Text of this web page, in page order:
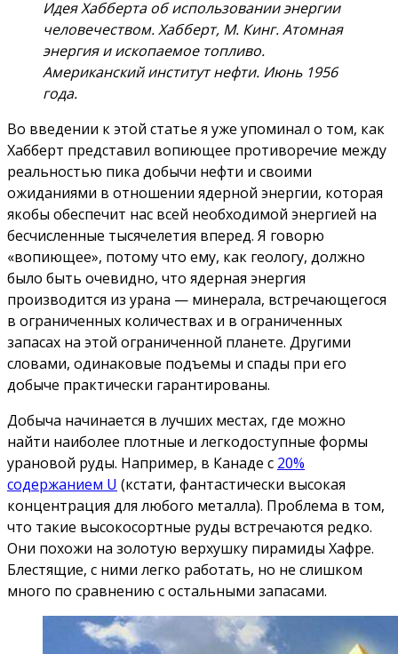
Идея Хабберта об использовании энергии
человечеством. Хабберт, М. Кинг. Атомная
энергия и ископаемое топливо.
Американский институт нефти. Июнь 1956
года.
Во введении к этой статье я уже упоминал о том, как
Хабберт представил вопиющее противоречие между
реальностью пика добычи нефти и своими
ожиданиями в отношении ядерной энергии, которая
якобы обеспечит нас всей необходимой энергией на
бесчисленные тысячелетия вперед. Я говорю
«вопиющее», потому что ему, как геологу, должно
было быть очевидно, что ядерная энергия
производится из урана — минерала, встречающегося
в ограниченных количествах и в ограниченных
запасах на этой ограниченной планете. Другими
словами, одинаковые подъемы и спады при его
добыче практически гарантированы.
Добыча начинается в лучших местах, где можно
найти наиболее плотные и легкодоступные формы
урановой руды. Например, в Канаде с 20%
содержанием U (кстати, фантастически высокая
концентрация для любого металла). Проблема в том,
что такие высокосортные руды встречаются редко.
Они похожи на золотую верхушку пирамиды Хафре.
Блестящие, с ними легко работать, но не слишком
много по сравнению с остальными запасами.